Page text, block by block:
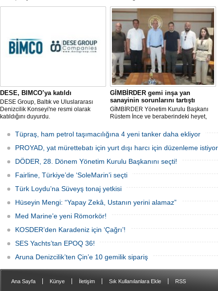
Yachting Festival ve Cenova
faaliyetlerde kullanılmak üzere deniz ve
göllerle buluşuyor. Müşterilerin
taleplerine göre özel olarak tasarlanan
tekneler, donanım ve özelliklerine göre
şekillendirilerek teslim ediliyor.
DESE, BIMCO’ya katıldı
DESE Group, Baltık ve Uluslararası
Denizcilik Konseyi'ne resmi olarak
katıldığını duyurdu.
GİMBİRDER gemi inşa yan
sanayinin sorunlarını tartıştı
GİMBİRDER Yönetim Kurulu Başkanı
Rüstem İnce ve beraberindeki heyet,
ziyaret etti. Görüşmede tersane taşeron
firmalarının yaşadığı sektörel sorunlar
ile vergi uygulamalarındaki
mağduriyetler ele alındı.
Tüpraş, ham petrol taşımacılığına 4 yeni tanker daha ekliyor
PROYAD, yat mürettebatı için yurt dışı harcı için düzenleme istiyor
DÖDER, 28. Dönem Yönetim Kurulu Başkanını seçti!
Fairline, Türkiye’de ‘SoleMarin’i seçti
Türk Loydu’na Süveyş tonaj yetkisi
Hüseyin Mengi: “Yapay Zekâ, Ustanın yerini alamaz”
Med Marine’e yeni Römorkör!
KOSDER’den Karadeniz için ‘Çağrı’!
SES Yachts’tan EPOQ 36!
Aruna Denizcilik’ten Çin’e 10 gemilik sipariş
Ana Sayfa Künye İletişim Sık Kullanılanlara Ekle RSS